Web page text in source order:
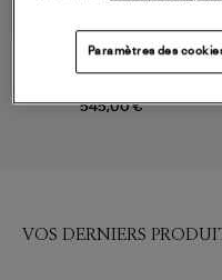
545,00 €
VANESSA BRUNO
VOS DERNIERS
Paramètres des